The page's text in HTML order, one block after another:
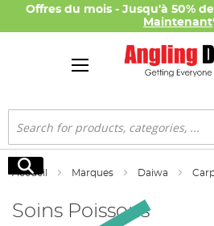
Offres du mois - Jusqu'à 50%
Maintenant
Rechercher
Rechercher
Accueil Marques Daiwa
Soins Poissons